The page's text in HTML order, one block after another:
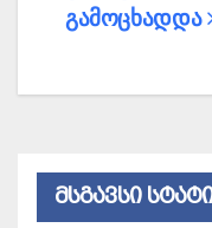
გამოცხადდა
ᲛᲡᲒᲐᲕᲡᲘ